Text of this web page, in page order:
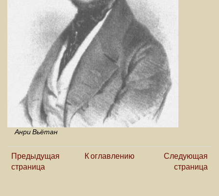
Анри Вьётан
Предыдущая
страница
К оглавлению
Следующая
страница